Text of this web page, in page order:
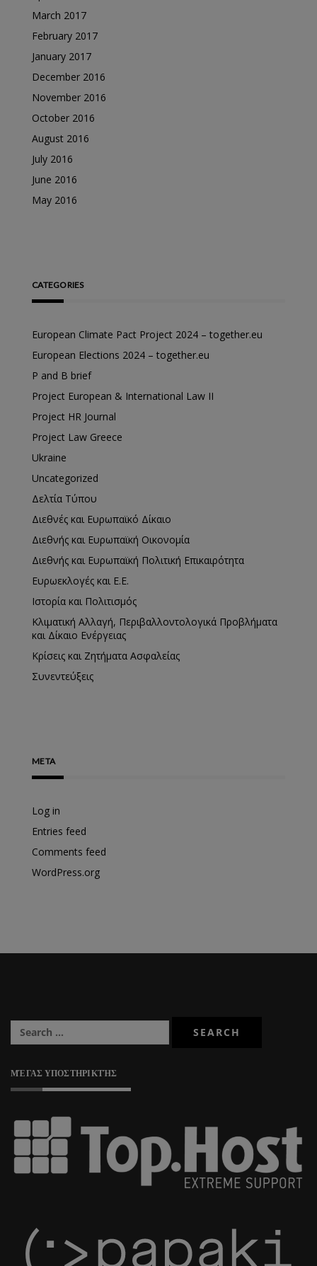
March 2017
February 2017
January 2017
December 2016
November 2016
October 2016
August 2016
July 2016
June 2016
May 2016
CATEGORIES
European Climate Pact Project 2024 – together.eu
European Elections 2024 – together.eu
P and B brief
Project European & International Law II
Project HR Journal
Project Law Greece
Ukraine
Uncategorized
Δελτία Τύπου
Διεθνές και Ευρωπαϊκό Δίκαιο
Διεθνής και Ευρωπαϊκή Οικονομία
Διεθνής και Ευρωπαϊκή Πολιτική Επικαιρότητα
Ευρωεκλογές και Ε.Ε.
Ιστορία και Πολιτισμός
Κλιματική Αλλαγή, Περιβαλλοντολογικά Προβλήματα
και Δίκαιο Ενέργειας
Κρίσεις και Ζητήματα Ασφαλείας
Συνεντεύξεις
META
Log in
Entries feed
Comments feed
WordPress.org
ΜΈΓΑΣ ΥΠΟΣΤΗΡΙΚΤΉΣ